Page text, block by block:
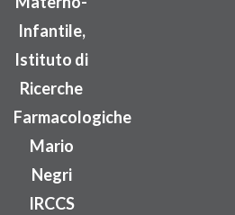
Infantile,
Istituto di
Ricerche
Farmacologiche
Mario
Negri
IRCCS